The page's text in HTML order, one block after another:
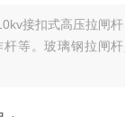
接扣式高压拉闸
杆等。玻璃钢拉闸